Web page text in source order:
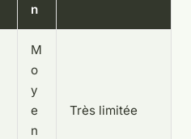
n
M
o
y
e
n
Très limitée